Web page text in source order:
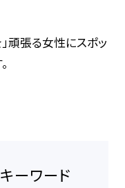
頑張る女性にスポッ
ーワード